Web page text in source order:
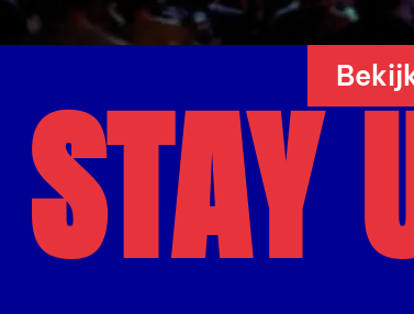
galerij
afbeelding
STAY